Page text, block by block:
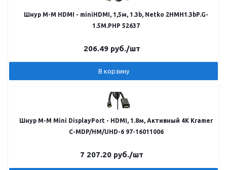
Шнур M-M HDMI - miniHDMI, 1,5м, 1.3b, Netko 2HMH1.3bP.G-
1.5M.PHP 52637
206.49руб./шт
В корзину
Шнур M-M Mini DisplayPort - HDMI, 1.8м, Активный 4K Kramer
C-MDP/HM/UHD-6 97-16011006
7 207.20 руб./шт